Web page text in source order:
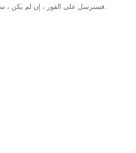
فسنرسل على الفور ، إن لم يكن ، سنقوم بعمل عينة لك.